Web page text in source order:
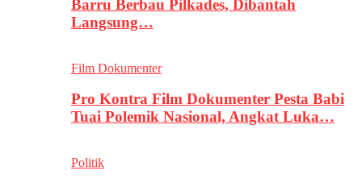
Barru Berbau Pilkades, Dibantah
Langsung…
Film Dokumenter
Pro Kontra Film Dokumenter Pesta Babi
Tuai Polemik Nasional, Angkat Luka…
Politik